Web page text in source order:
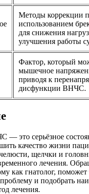
Методы коррекции
использованием
для снижения
улучшения работы
Фактор, который
мышечное
приводя к
дисфункции ВНЧС.
это серьёзное
качество жизни
щелчки и
лечения.
как гнатолог,
и подобрать
лечения.